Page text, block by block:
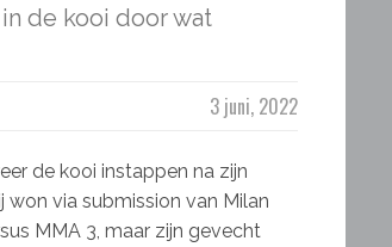
de kooi door wat
3 juni, 2022
de kooi instappen na zijn
via submission van Milan
MMA 3, maar zijn gevecht